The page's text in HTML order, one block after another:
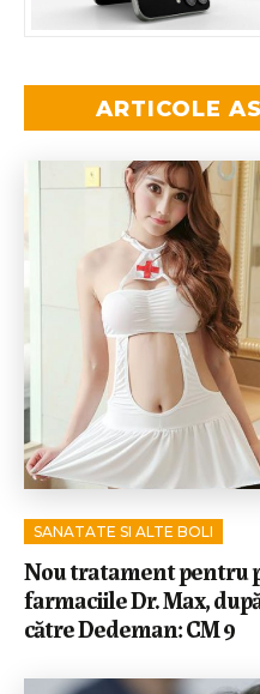
ARTICOLE
SANATATE SI ALTE BOLI
Nou tratament pentru
farmaciile Dr. Max,
către Dedeman: CM 9